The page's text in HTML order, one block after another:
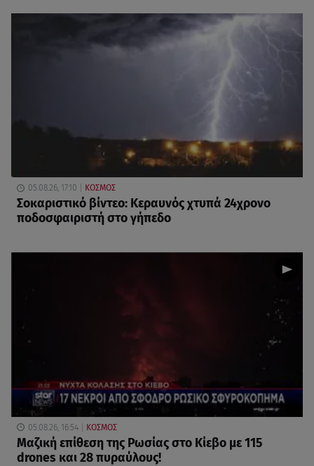
05.08.26, 17:10 ΚΟΣΜΟΣ
Σοκαριστικό βίντεο: Κεραυνός χτυπά 24χρονο
ποδοσφαιριστή στο γήπεδο
05.08.26, 16:54 ΚΟΣΜΟΣ
Μαζική επίθεση της Ρωσίας στο Κίεβο με 115
drones και 28 πυραύλους!